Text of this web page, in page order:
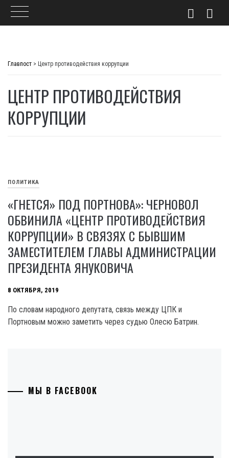
Главпост > Центр противодействия коррупции
ЦЕНТР ПРОТИВОДЕЙСТВИЯ
КОРРУПЦИИ
ПОЛИТИКА
«ГНЕТСЯ» ПОД ПОРТНОВА»: ЧЕРНОВОЛ
ОБВИНИЛА «ЦЕНТР ПРОТИВОДЕЙСТВИЯ
КОРРУПЦИИ» В СВЯЗЯХ С БЫВШИМ
ЗАМЕСТИТЕЛЕМ ГЛАВЫ АДМИНИСТРАЦИИ
ПРЕЗИДЕНТА ЯНУКОВИЧА
8 ОКТЯБРЯ, 2019
По словам народного депутата, связь между ЦПК и
Портновым можно заметить через судью Олесю Батрин.
МЫ В FACEBOOK